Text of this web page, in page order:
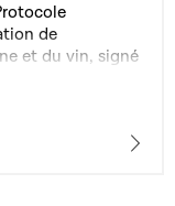
de
et du vin, signé